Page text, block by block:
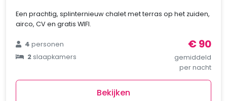
Een prachtig, splinternieuw chalet met terras op het zuiden,
airco, CV en gratis WIFI.
4personen
2slaapkamers
€ 90
gemiddeld
per nacht
Bekijken